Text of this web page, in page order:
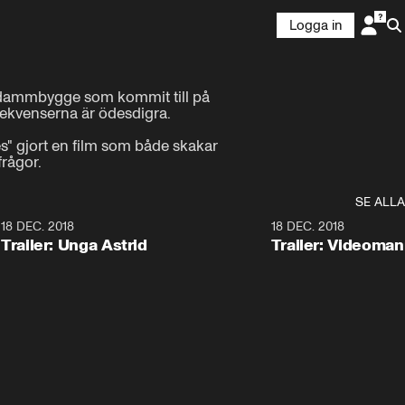
Logga in
som kommit till på
är ödesdigra.
gjort en film som både skakar
SE ALLA
18 DEC. 2018
Trailer: Unga Astrid
18 DEC. 2018
Trailer: